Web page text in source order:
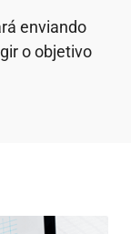
enviando
o objetivo